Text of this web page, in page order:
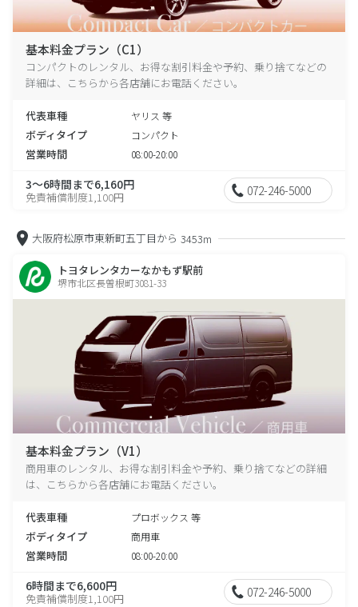
基本料金プラン（C1）
コンパクトのレンタル、お得な割引料金や予約、乗り捨てなどの
詳細は、こちらから各店舗にお電話ください。
代表車種 ヤリス 等
ボディタイプ コンパクト
営業時間 08:00-20:00
3～6時間まで6,160円
免責補償制度1,100円 072-246-5000
大阪府松原市東新町五丁目から 3453m
トヨタレンタカーなかもず駅前
堺市北区長曽根町3081-33
基本料金プラン（V1）
商用車のレンタル、お得な割引料金や予約、乗り捨てなどの詳細
は、こちらから各店舗にお電話ください。
代表車種 プロボックス 等
ボディタイプ 商用車
営業時間 08:00-20:00
6時間まで6,600円
免責補償制度1,100円 072-246-5000